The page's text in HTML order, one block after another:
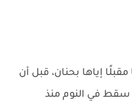
إياها بحنان، قبل أن
سقط في النوم منذ